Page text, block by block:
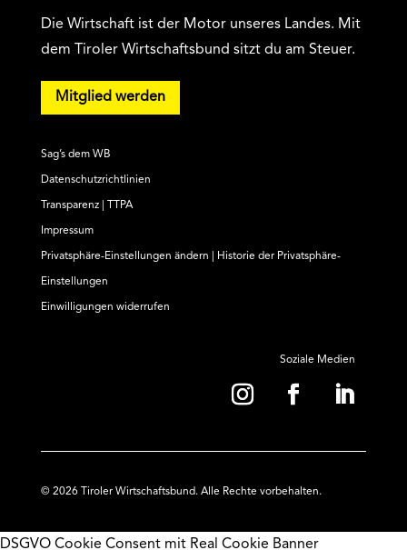
Die Wirtschaft ist der Motor unseres Landes. Mit
dem Tiroler Wirtschaftsbund sitzt du am Steuer.
Mitglied werden
Sag’s dem WB
Datenschutzrichtlinien
Transparenz | TTPA
Impressum
Privatsphäre-Einstellungen ändern Historie der Privatsphäre-
Einstellungen
Einwilligungen widerrufen
Soziale Medien
© 2026 Tiroler Wirtschaftsbund. Alle Rechte vorbehalten.
DSGVO Cookie Consent mit Real Cookie Banner